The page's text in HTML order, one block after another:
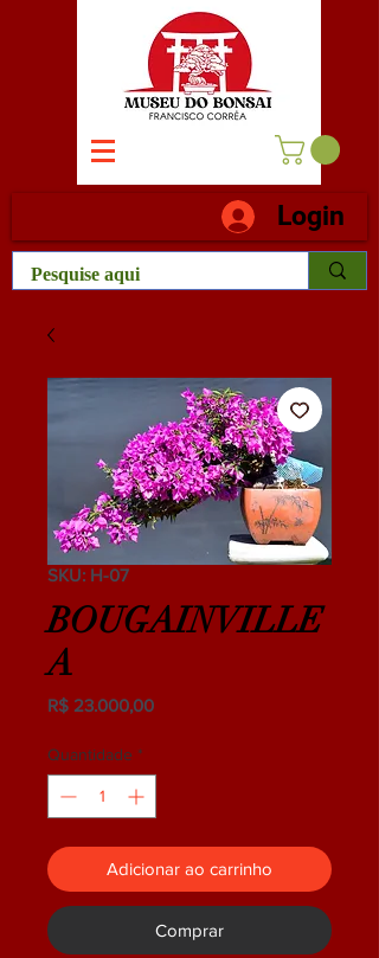
Login
SKU: H-07
BOUGAINVILLE
A
R$ 23.000,00Preço
Quantidade *
Adicionar ao carrinho
Comprar